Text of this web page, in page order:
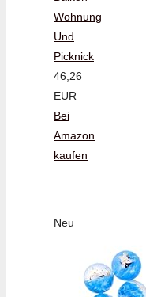
Wohnung
Und
Picknick
46,26
EUR
Bei
Amazon
kaufen
Neu